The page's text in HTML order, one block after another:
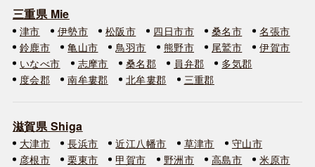
三重県 Mie
津市 伊勢市 松阪市 四日市市 桑名市
名張市
鈴鹿市
亀山市 鳥羽市 熊野市 尾鷲市
伊賀市
いなべ市
志摩市 桑名郡 員弁郡
多気郡
度会郡
南牟婁郡 北牟婁郡 三重郡
滋賀県 Shiga
大津市 長浜市 近江八幡市 草津市
守山市
彦根市
栗東市 甲賀市 野洲市 高島市
米原市